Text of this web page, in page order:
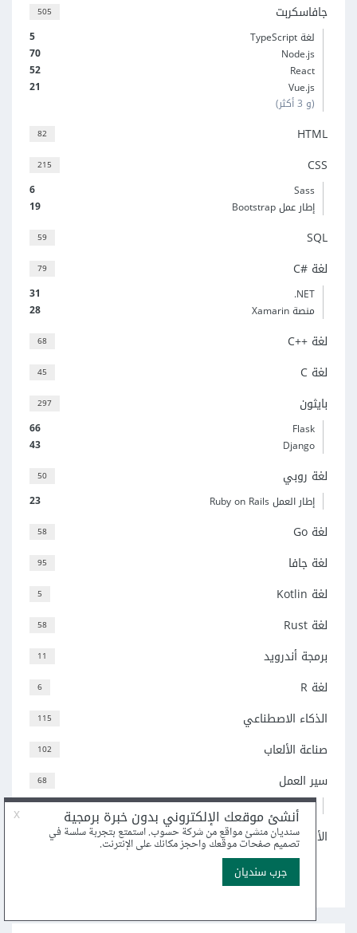
505 جافاسكربت
5
لغة TypeScript
70
Node.js
52
React
21
Vue.js
(و 3 أكثر)
82 HTML
215 CSS
6
Sass
19
إطار عمل Bootstrap
59 SQL
79 لغة C#‎
31
‎.NET
28
منصة Xamarin
68 لغة C++‎
45 لغة C
297 بايثون
66
Flask
43
Django
50 لغة روبي
23 إطار العمل Ruby on Rails
58 لغة Go
95 لغة جافا
5 لغة Kotlin
58 لغة Rust
11 برمجة أندرويد
6 لغة R
115 الذكاء الاصطناعي
102 صناعة الألعاب
68 سير العمل
38 Git
الأنظمة والأنظمة المدمجة
اعرض جميع التصنيفات